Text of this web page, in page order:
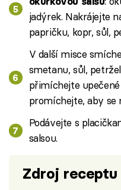
jadýrek. Nakrájejte
papričku, kopr, sůl,
V další misce
smetanu, sůl,
přimíchejte
promíchejte, aby se
Podávejte s
salsou.
Zdroj receptu